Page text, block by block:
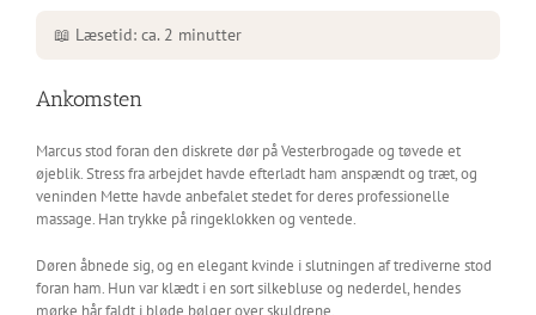
📖 Læsetid: ca. 2 minutter
Ankomsten
Marcus stod foran den diskrete dør på Vesterbrogade og tøvede et
øjeblik. Stress fra arbejdet havde efterladt ham anspændt og træt, og
veninden Mette havde anbefalet stedet for deres professionelle
massage. Han trykke på ringeklokken og ventede.
Døren åbnede sig, og en elegant kvinde i slutningen af trediverne stod
foran ham. Hun var klædt i en sort silkebluse og nederdel, hendes
mørke hår faldt i bløde bølger over skuldrene.